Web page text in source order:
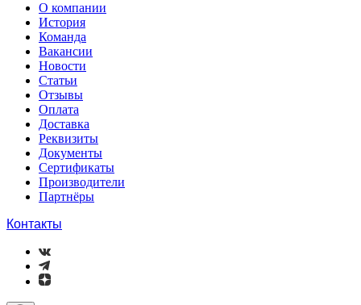
О компании
История
Команда
Вакансии
Новости
Статьи
Отзывы
Оплата
Доставка
Реквизиты
Документы
Сертификаты
Производители
Партнёры
Контакты